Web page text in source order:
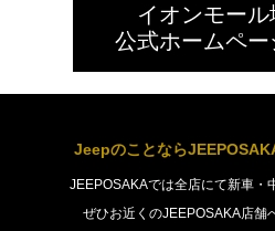
イオンモー
公式ホームペー
Jeepのことなら
JEEPOSAKAでは全店にて新車・
ぜひお近くのJEEPOSAKA店舗